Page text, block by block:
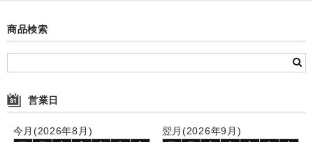
商品検索
営業日
今月(2026年8月)
翌月(2026年9月)